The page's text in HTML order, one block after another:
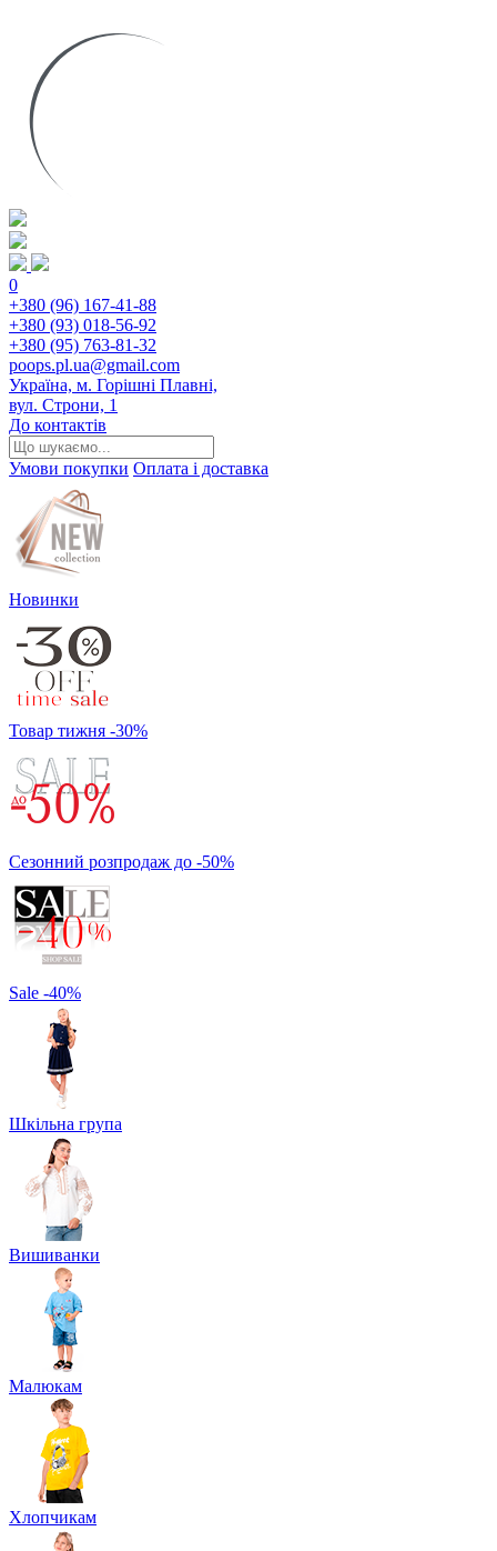
0
+380 (96) 167-41-88
+380 (93) 018-56-92
+380 (95) 763-81-32
poops.pl.ua@gmail.com
Україна, м. Горішні Плавні,
вул. Строни, 1
До контактів
Умови покупки Оплата і доставка
Новинки
Товар тижня -30%
Сезонний розпродаж до -50%
Sale -40%
Шкільна група
Вишиванки
Малюкам
Хлопчикам